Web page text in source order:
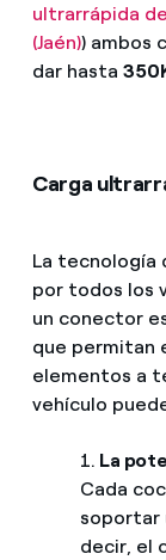
ultrarrápida
(Jaén)) ambos
dar hasta
Carga
La tecnología
por todos los
un conector
que permitan
elementos a
vehículo
1. La
Cada
soportar
decir, el